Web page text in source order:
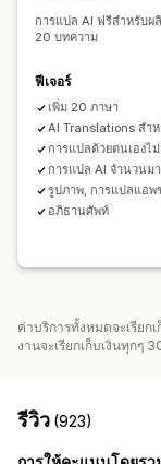
การจัดการอภิธานศัพท์
การแปล AI ฟรีสำหรับ
20 บทความ
ฟีเจอร์
เพิ่ม 20 ภาษา
AI Translations สำห
การแปลด้วยตนเองไ
การแปล AI จำนวนม
รูปภาพ, การแปลแอ
อภิธานศัพท์
ค่าบริการทั้งหมดจะเรียก
งานจะเรียกเก็บเงินทุกๆ
รีวิว (923)